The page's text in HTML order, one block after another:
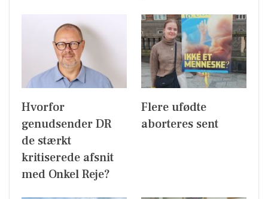
Hvorfor
genudsender DR
de stærkt
kritiserede afsnit
med Onkel Reje?
Flere ufødte
aborteres sent